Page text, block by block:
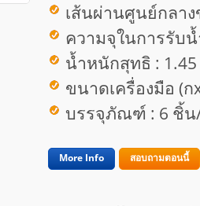
เส้นผ่านศูนย์กลา
ความจุในการรับ
น้ำหนักสุทธิ :
ขนาดเครื่องมือ (ก
บรรจุภัณฑ์ : 6 ชิ้น
More Info สอบถามตอนนี้